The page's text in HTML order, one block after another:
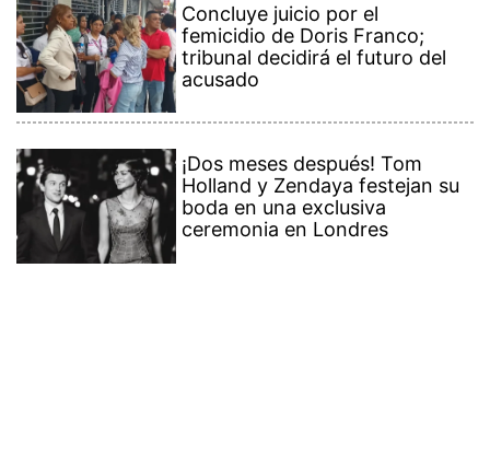
Concluye juicio por el
femicidio de Doris Franco;
tribunal decidirá el futuro del
acusado
¡Dos meses después! Tom
Holland y Zendaya festejan su
boda en una exclusiva
ceremonia en Londres